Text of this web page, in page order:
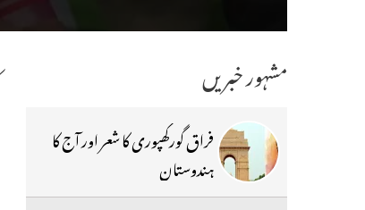
مشہور خبریں
فراق گورکھپوری کا شعر اور آج کا
ہندوستان